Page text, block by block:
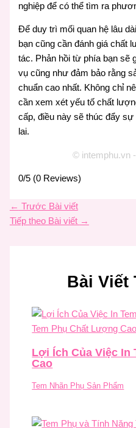
nghiệp để có thể tìm ra
Để duy trì mối quan hệ lâu
bạn cũng cần đánh giá chất
tác. Phản hồi từ phía bạn sẽ
vụ cũng như đảm bảo rằng
chuẩn cao nhất. Không chỉ
cần xem xét yếu tố chất
cấp, điều này sẽ thúc đẩy
lai.
© intemphu.vn
0/5 (0 Reviews)
← Trước Bài viết
Tiếp theo Bài viết →
Bài
Lợi Ích Của Việc In
Cao
Tem Nhãn Phụ Sản Phẩm